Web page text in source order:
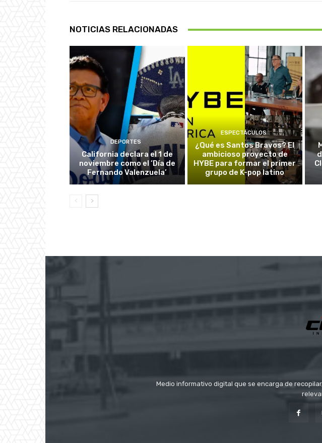
NOTICIAS RELACIONADAS
DEPORTES
California declara el 1 de
noviembre como el ‘Día de
Fernando Valenzuela’
ESPECTÁCULOS
¿Qué es Santos Bravos? El
ambicioso proyecto de
HYBE para formar el primer
grupo de K-pop latino
Medio informativo digital que se encarga de